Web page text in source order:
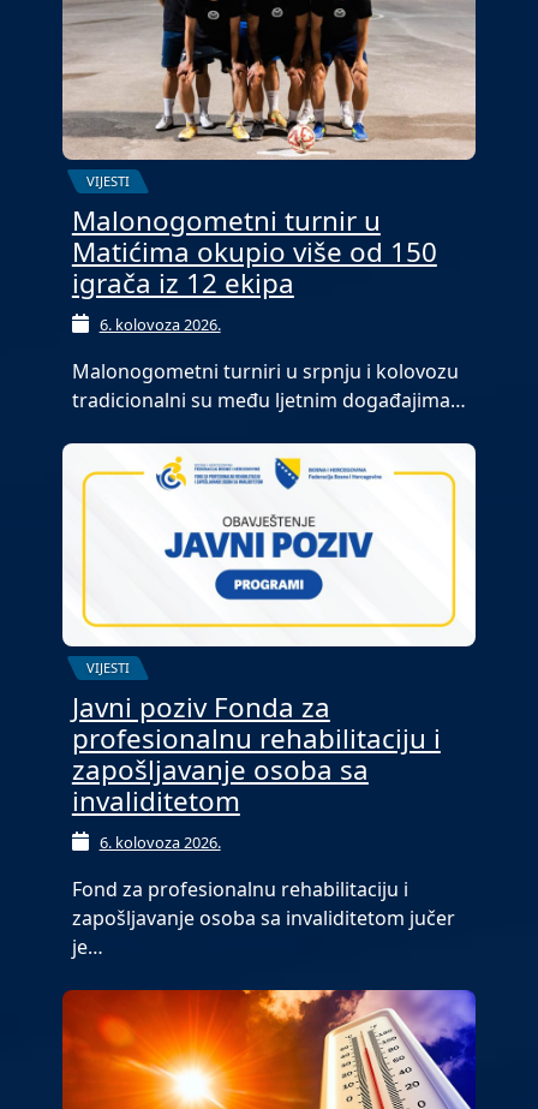
VIJESTI
Malonogometni turnir u
Matićima okupio više od 150
igrača iz 12 ekipa
6. kolovoza 2026.
Malonogometni turniri u srpnju i kolovozu
tradicionalni su među ljetnim događajima…
VIJESTI
Javni poziv Fonda za
profesionalnu rehabilitaciju i
zapošljavanje osoba sa
invaliditetom
6. kolovoza 2026.
Fond za profesionalnu rehabilitaciju i
zapošljavanje osoba sa invaliditetom jučer
je…